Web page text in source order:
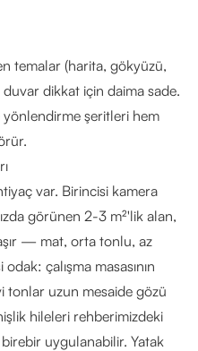
temalar (harita, gökyüzü,
dikkat için daima sade.
şeritleri hem
var. Birincisi kamera
görünen 2-3 m²'lik alan,
— mat, orta tonlu, az
çalışma masasının
tonlar uzun mesaide gözü
hileleri rehberimizdeki
uygulanabilir. Yatak